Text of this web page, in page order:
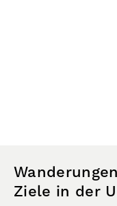
Ziele in der